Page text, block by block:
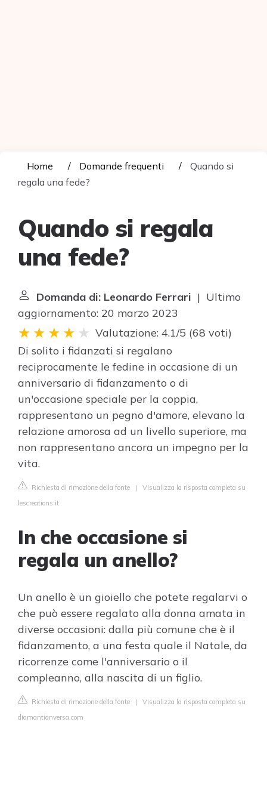
Home Domande frequenti
Quando si
regala una fede?
Quando si regala
una fede?
Domanda di: Leonardo Ferrari | Ultimo
aggiornamento: 20 marzo 2023
Valutazione: 4.1/5 (68 voti)
Di solito i fidanzati si regalano
reciprocamente le fedine in occasione di un
anniversario di fidanzamento o di
un'occasione speciale per la coppia,
rappresentano un pegno d'amore, elevano la
relazione amorosa ad un livello superiore, ma
non rappresentano ancora un impegno per la
vita.
Richiesta di rimozione della fonte | Visualizza la risposta completa su
lescreations.it
In che occasione si
regala un anello?
Un anello è un gioiello che potete regalarvi o
che può essere regalato alla donna amata in
diverse occasioni: dalla più comune che è il
fidanzamento, a una festa quale il Natale, da
ricorrenze come l'anniversario o il
compleanno, alla nascita di un figlio.
Richiesta di rimozione della fonte | Visualizza la risposta completa su
diamantianversa.com